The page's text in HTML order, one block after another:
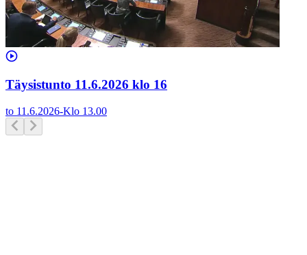
Täysistunto 11.6.2026 klo 16
to 11.6.2026-Klo 13.00